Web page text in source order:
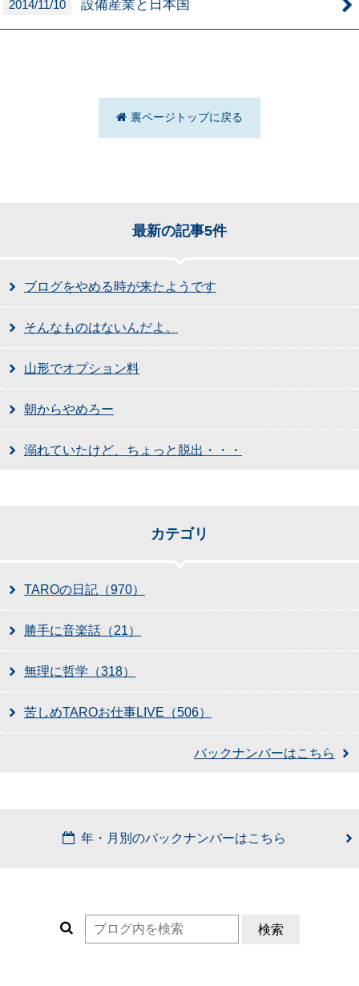
2014/11/10 設備産業と日本国
裏ページトップに戻る
最新の記事5件
ブログをやめる時が来たようです
そんなものはないんだよ。
山形でオプション料
朝からやめろー
溺れていたけど、ちょっと脱出・・・
カテゴリ
TAROの日記（970）
勝手に音楽話（21）
無理に哲学（318）
苦しめTAROお仕事LIVE（506）
バックナンバーはこちら
年・月別のバックナンバーはこちら
検索